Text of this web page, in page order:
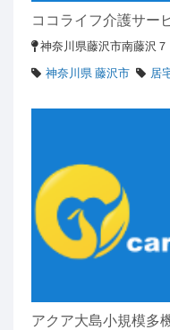
ココライフ介護サー
神奈川県藤沢市南藤沢
神奈川県 藤沢市
居
アクア大島小規模多